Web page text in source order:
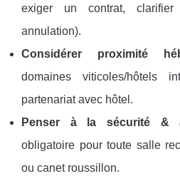
exiger un contrat, clarifier
annulation).
Considérer proximité
domaines viticoles/hôtels
partenariat avec hôtel.
Penser à la sécurité &
obligatoire pour toute salle
ou canet roussillon.